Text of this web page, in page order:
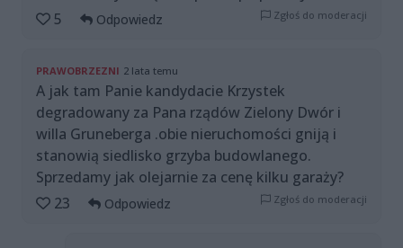
5
Odpowiedz Zgłoś do moderacji
PRAWOBRZEZNI 2 lata temu
A jak tam Panie kandydacie Krzystek
degradowany za Pana rządów Zielony Dwór i
willa Gruneberga .obie nieruchomości gniją i
stanowią siedlisko grzyba budowlanego.
Sprzedamy jak olejarnie za cenę kilku garaży?
23
Odpowiedz Zgłoś do moderacji